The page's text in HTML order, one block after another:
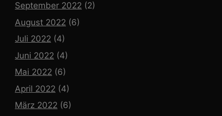
September 2022 (2)
August 2022 (6)
Juli 2022 (4)
Juni 2022 (4)
Mai 2022 (6)
April 2022 (4)
März 2022 (6)